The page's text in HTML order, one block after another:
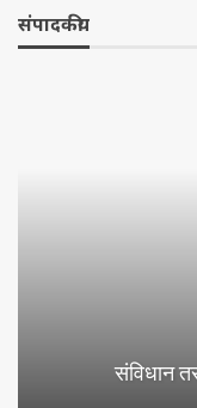
संपादकीय
संविधान